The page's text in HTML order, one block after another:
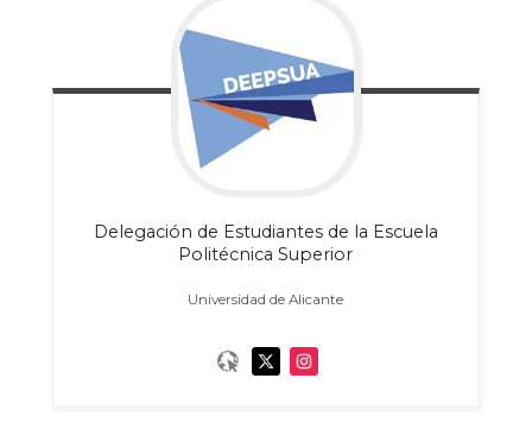
Delegación de Estudiantes de la Escuela
Politécnica Superior
Universidad de Alicante